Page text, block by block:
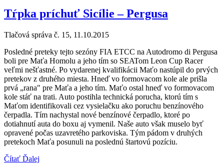
Tŕpka príchuť Sicílie – Pergusa
Tlačová správa č. 15, 11.10.2015
Posledné preteky tejto sezóny FIA ETCC na Autodromo di Pergusa
boli pre Maťa Homolu a jeho tím so SEATom Leon Cup Racer
veľmi nešťastné. Po vydarenej kvalifikácii Maťo nastúpil do prvých
pretekov z druhého miesta. Hneď vo formovacom kole ale prišla
prvá „rana" pre Maťa a jeho tím. Maťo ostal hneď vo formovacom
kole stáť na trati. Auto postihla technická porucha, ktorú tím s
Maťom identifikovali cez vysielačku ako poruchu benzínového
čerpadla. Tím nachystal nové benzínové čerpadlo, ktoré po
dotiahnutí auta do boxu aj vymenil. Naše auto však muselo byť
opravené počas uzavretého parkoviska. Tým pádom v druhých
pretekoch Maťa posunuli na poslednú štartovú pozíciu.
Čítať Ďalej